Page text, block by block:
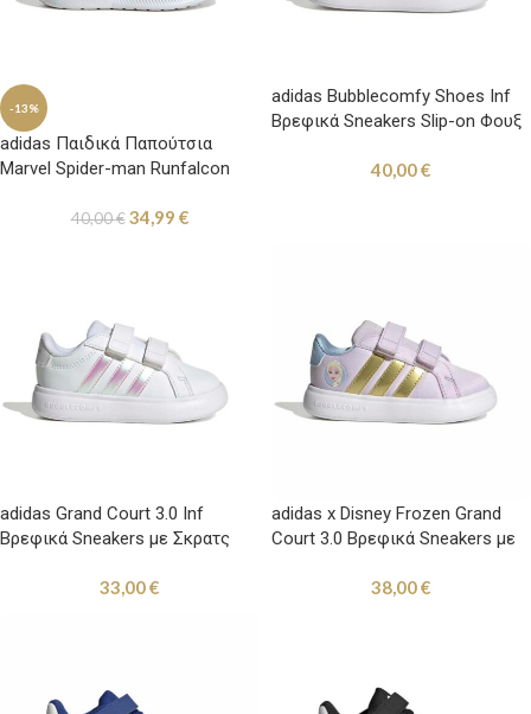
-13%
adidas Παιδικά Παπούτσια
Marvel Spider-man Runfalcon
40,00€ 34,99 €
adidas Bubblecomfy Shoes Inf
Βρεφικά Sneakers Slip-on Φουξ
40,00€
adidas Grand Court 3.0 Inf
Βρεφικά Sneakers με Σκρατς
33,00€
adidas x Disney Frozen Grand
Court 3.0 Βρεφικά Sneakers με
38,00€